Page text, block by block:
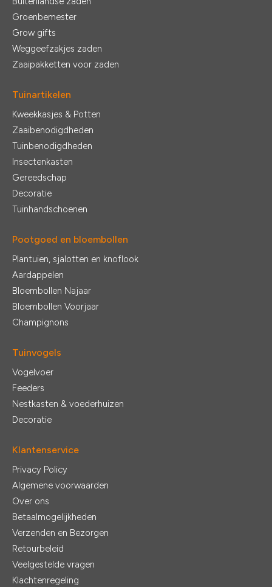
Groenbemester
Grow gifts
Weggeefzakjes zaden
Zaaipakketten voor zaden
Tuinartikelen
Kweekkasjes & Potten
Zaaibenodigdheden
Tuinbenodigdheden
Insectenkasten
Gereedschap
Decoratie
Tuinhandschoenen
Pootgoed en bloembollen
Plantuien, sjalotten en knoflook
Aardappelen
Bloembollen Najaar
Bloembollen Voorjaar
Champignons
Tuinvogels
Vogelvoer
Feeders
Nestkasten & voederhuizen
Decoratie
Klantenservice
Privacy Policy
Algemene voorwaarden
Over ons
Betaalmogelijkheden
Verzenden en Bezorgen
Retourbeleid
Veelgestelde vragen
Klachtenregeling